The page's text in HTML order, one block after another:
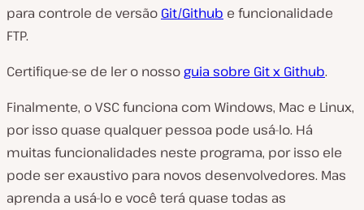
para controle de versão Git/Github e funcionalidade
FTP.
Certifique-se de ler o nossoguia sobre Git x Github.
Finalmente, o VSC funciona com Windows, Mac e Linux,
por isso quase qualquer pessoa pode usá-lo. Há
muitas funcionalidades neste programa, por isso ele
pode ser exaustivo para novos desenvolvedores. Mas
aprenda a usá-lo e você terá quase todas as